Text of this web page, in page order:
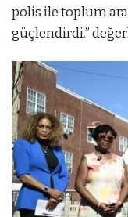
polis ile toplum
güçlendirdi.”